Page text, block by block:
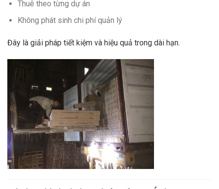
Thuê theo từng dự án
Không phát sinh chi phí quản lý
Đây là giải pháp tiết kiệm và hiệu quả trong dài hạn.